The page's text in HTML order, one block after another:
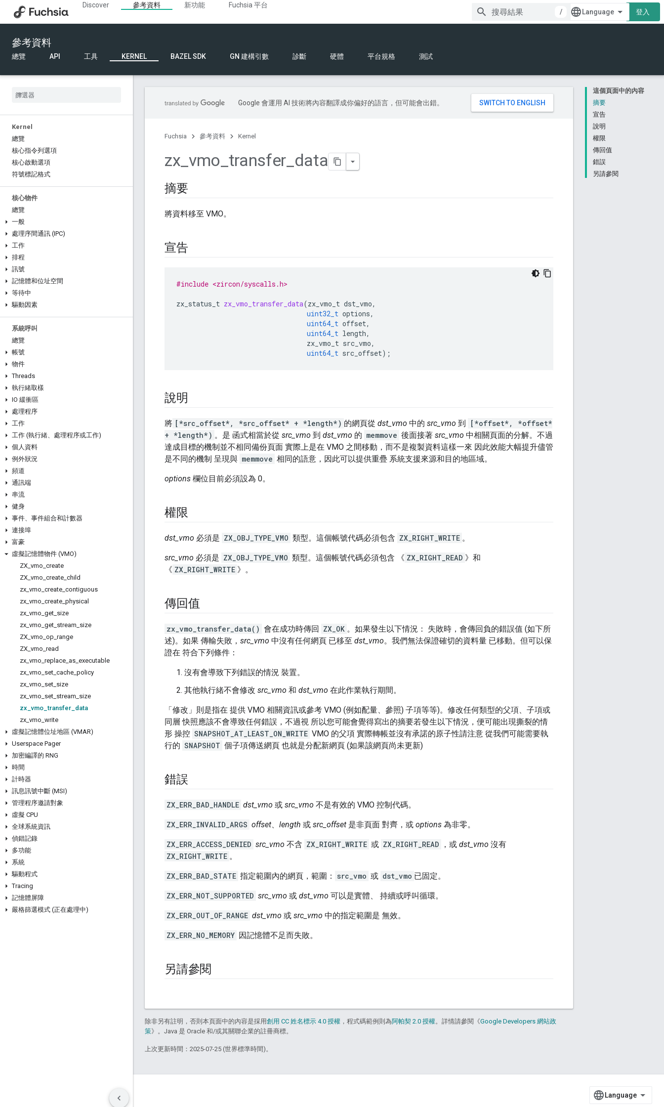
Discover 參考資料 新功能
Fuchsia 平台
/
登入
參考資料
總覽 API 工具 KERNEL BAZEL SDK GN 建構引數 診斷 硬體 平台規格 測試
Kernel
總覽
核心指令列選項
核心啟動選項
符號標記格式
核心物件
總覽
一般
處理序間通訊 (IPC)
工作
排程
訊號
記憶體和位址空間
等待中
驅動因素
系統呼叫
總覽
帳號
物件
Threads
執行緒取樣
IO 緩衝區
處理程序
工作
工作 (執行緒、處理程序或工作)
個人資料
例外狀況
頻道
通訊端
串流
健身
事件、事件組合和計數器
連接埠
富豪
虛擬記憶體物件 (VMO)
ZX vmo create
ZX vmo create child
zx vmo create contiguous
zx vmo create physical
zx vmo get size
zx vmo get stream size
ZX vmo op range
ZX vmo read
zx vmo replace as executable
zx vmo set cache policy
zx vmo set size
zx vmo set stream size
zx _vmo _transfer data
zx vmo write
虛擬記憶體位址地區 (VMAR)
Userspace Pager
加密編譯的 RNG
時間
計時器
訊息訊號中斷 (MSI)
管理程序邀請對象
虛擬 CPU
全球系統資訊
偵錯記錄
多功能
系統
驅動程式
Tracing
記憶體屏障
嚴格篩選模式 (正在處理中)
這個頁面中的內容
摘要
宣告
說明
權限
傳回值
錯誤
另請參閱
Google 會運用 AI 技術將內容翻譯成你偏好的語言，但可能會出錯。
Fuchsia 參考資料 Kernel
zx_vmo_transfer_data
摘要
將資料移至 VMO。
宣告
#include <zircon/syscalls.h>
zx_status_t zx_vmo_transfer_data(zx_vmo_t dst_vmo,
uint32_t options,
uint64_t offset,
uint64_t length,
zx_vmo_t src_vmo,
uint64_t src_offset);
說明
將 [*src_offset*, *src_offset* + *length*) 的網頁從 dst_vmo 中的 src_vmo 到
[*offset*, *offset*
+ *length*) 。是 函式相當於從 src_vmo 到 dst_vmo 的 memmove 後面接著 src_vmo 中相關頁面的分解。不過
達成目標的機制並不相同備份頁面 實際上是在 VMO 之間移動，而不是複製資料這樣一來 因此效能大幅提升儘管
是不同的機制 呈現與 memmove 相同的語意，因此可以提供重疊 系統支援來源和目的地區域。
options 欄位目前必須設為 0。
權限
dst_vmo 必須是 ZX_OBJ_TYPE_VMO 類型。這個帳號代碼必須包含 ZX_RIGHT_WRITE 。
src_vmo 必須是 ZX_OBJ_TYPE_VMO 類型。這個帳號代碼必須包含 《 ZX_RIGHT_READ 》和
《 ZX_RIGHT_WRITE 》。
傳回值
zx_vmo_transfer_data() 會在成功時傳回 ZX_OK 。如果發生以下情況： 失敗時，會傳回負的錯誤值 (如下所
述)。如果 傳輸失敗， src_vmo 中沒有任何網頁 已移至 dst_vmo。我們無法保證確切的資料量 已移動。但可以保
證在 符合下列條件：
沒有會導致下列錯誤的情況 裝置。
其他執行緒不會修改 src_vmo 和 dst_vmo 在此作業執行期間。
「修改」則是指在 提供 VMO 相關資訊或參考 VMO (例如配量、參照) 子項等等)。修改任何類型的父項、子項或
同層 快照應該不會導致任何錯誤，不過視 所以您可能會覺得寫出的摘要若發生以下情況，便可能出現撕裂的情
形 操控 SNAPSHOT_AT_LEAST_ON_WRITE VMO 的父項 實際轉帳並沒有承諾的原子性請注意 從我們可能需要執
行的 SNAPSHOT 個子項傳送網頁 也就是分配新網頁 (如果該網頁尚未更新)
錯誤
ZX_ERR_BAD_HANDLE dst_vmo 或 src_vmo 不是有效的 VMO 控制代碼。
ZX_ERR_INVALID_ARGS offset、 length 或 src_offset 是非頁面 對齊，或 options 為非零。
ZX_ERR_ACCESS_DENIED src_vmo 不含 ZX_RIGHT_WRITE 或 ZX_RIGHT_READ ，或 dst_vmo 沒有
ZX_RIGHT_WRITE 。
ZX_ERR_BAD_STATE 指定範圍內的網頁，範圍： src_vmo 或 dst_vmo 已固定。
ZX_ERR_NOT_SUPPORTED src_vmo 或 dst_vmo 可以是實體、 持續或呼叫循環。
ZX_ERR_OUT_OF_RANGE dst_vmo 或 src_vmo 中的指定範圍是 無效。
ZX_ERR_NO_MEMORY 因記憶體不足而失敗。
另請參閱
除非另有註明，否則本頁面中的內容是採用創用 CC 姓名標示 4.0 授權 ，程式碼範例則為阿帕契 2.0 授權。詳情請參閱《Google Developers 網站政
策》。Java 是 Oracle 和/或其關聯企業的註冊商標。
上次更新時間：2025-07-25 (世界標準時間)。